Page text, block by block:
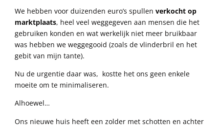
We hebben voor duizenden euro’s spullen verkocht op
marktplaats, heel veel weggegeven aan mensen die het
gebruiken konden en wat werkelijk niet meer bruikbaar
was hebben we weggegooid (zoals de vlinderbril en het
gebit van mijn tante).
Nu de urgentie daar was, kostte het ons geen enkele
moeite om te minimaliseren.
Alhoewel…
Ons nieuwe huis heeft een zolder met schotten en achter